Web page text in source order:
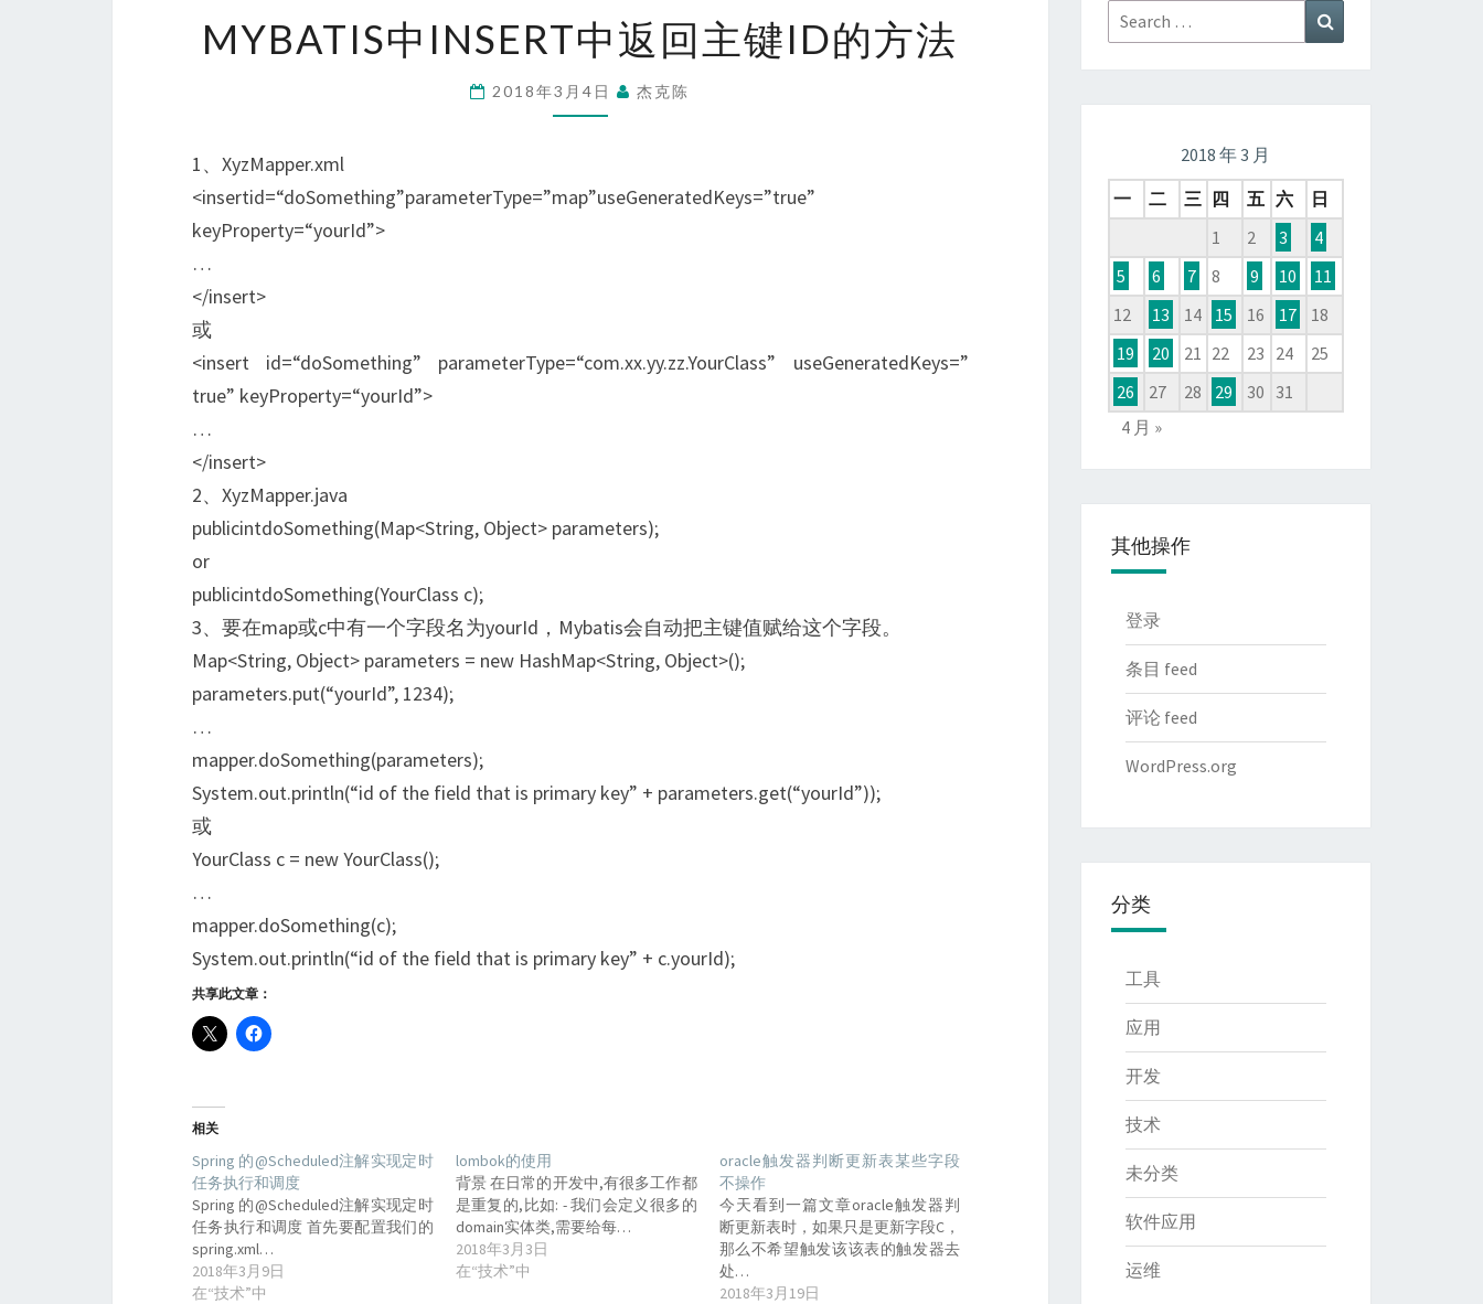
中
中
主
法
MYBATIS中INSERT中返回主键ID的方法
2018年3月4日 杰克陈
1、XyzMapper.xml
<insertid=“doSomething”parameterType=”map”useGeneratedKeys=”true”
keyProperty=“yourId”>
…
</insert>
或
<insert id=“doSomething” parameterType=“com.xx.yy.zz.YourClass” useGeneratedKeys=”
true” keyProperty=“yourId”>
…
</insert>
2、XyzMapper.java
publicintdoSomething(Map<String, Object> parameters);
or
publicintdoSomething(YourClass c);
3、要在map或c中有一个字段名为yourId，Mybatis会自动把主键值赋给这个字段。
Map<String, Object> parameters = new HashMap<String, Object>();
parameters.put(“yourId”, 1234);
…
mapper.doSomething(parameters);
System.out.println(“id of the field that is primary key” + parameters.get(“yourId”));
或
YourClass c = new YourClass();
…
mapper.doSomething(c);
System.out.println(“id of the field that is primary key” + c.yourId);
共享此文章：
相关
Spring 的@Scheduled注解实现定时
任务执行和调度
Spring 的@Scheduled注解实现定时
任务执行和调度 首先要配置我们的
spring.xml…
2018年3月9日
在“技术”中
lombok的使用
背景 在日常的开发中,有很多工作都
是重复的,比如: - 我们会定义很多的
domain实体类,需要给每…
2018年3月3日
在“技术”中
oracle触发器判断更新表某些字段
不操作
今天看到一篇文章oracle触发器判
断更新表时，如果只是更新字段C，
那么不希望触发该该表的触发器去
处…
2018年3月19日
Search
for:
2018 年 3 月
一
二 三 四 五 六
日
1
2 3
4
5
6 7 8 9 10
11
12
13 14 15 16 17
18
19
20 21 22 23 24
25
26
27 28 29 30 31
4 月 »
其他操作
登录
条目 feed
评论 feed
WordPress.org
分类
工具
应用
开发
技术
未分类
软件应用
运维